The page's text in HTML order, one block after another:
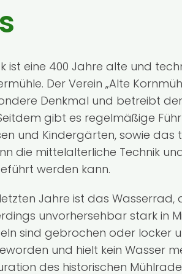
ist eine 400 Jahre alte und
Der Verein „Alte
Denkmal und betreibt
gibt es regelmäßige
und Kindergärten, sowie
die mittelalterliche Technik
werden kann.
Jahre ist das Wasserrad,
unvorhersehbar stark in
sind gebrochen oder locker
und hielt kein Wasser
des historischen